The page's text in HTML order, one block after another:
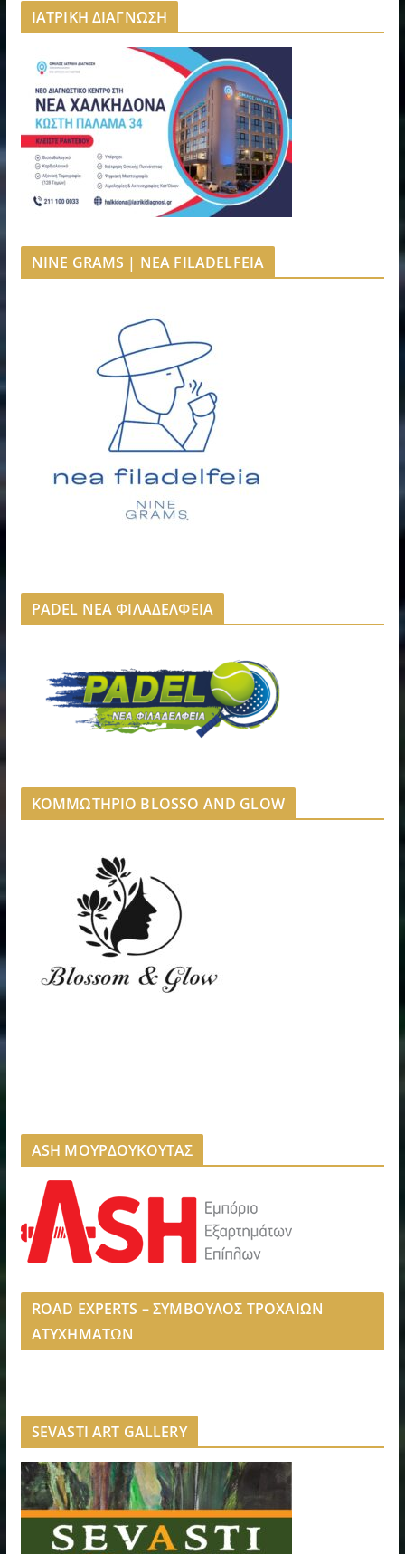
ΙΑΤΡΙΚΗ ΔΙΑΓΝΩΣΗ
NINE GRAMS | NEA FILADELFEIA
PADEL ΝΕΑ ΦΙΛΑΔΕΛΦΕΙΑ
ΚΟΜΜΩΤΗΡΙΟ BLOSSO AND GLOW
ASH ΜΟΥΡΔΟΥΚΟΥΤΑΣ
ROAD EXPERTS – ΣΥΜΒΟΥΛΟΣ ΤΡΟΧΑΙΩΝ
ΑΤΥΧΗΜΑΤΩΝ
SEVASTI ART GALLERY